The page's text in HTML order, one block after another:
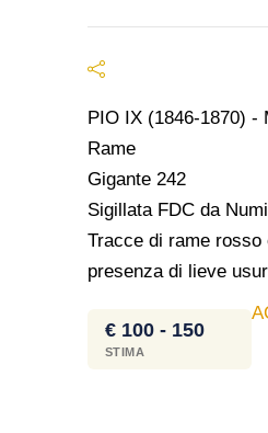
PIO IX (1846-1870) -
Rame
Gigante 242
Sigillata FDC da
Tracce di rame rosso
presenza di lieve
€ 100 - 150
STIMA